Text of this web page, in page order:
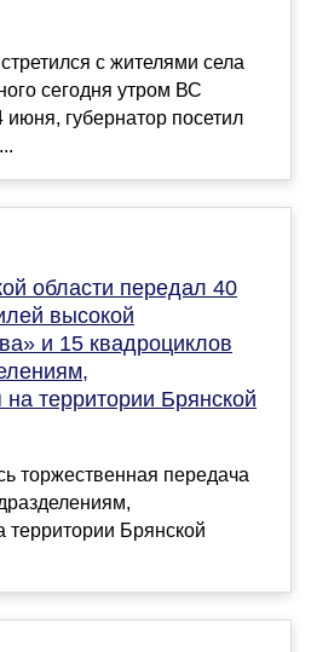
с жителями села
сегодня утром ВС
губернатор посетил
области передал 40
высокой
и 15 квадроциклов
территории Брянской
торжественная передача
Брянской